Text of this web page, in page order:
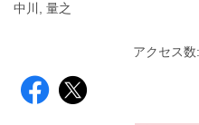
中川, 量之
アクセス数: